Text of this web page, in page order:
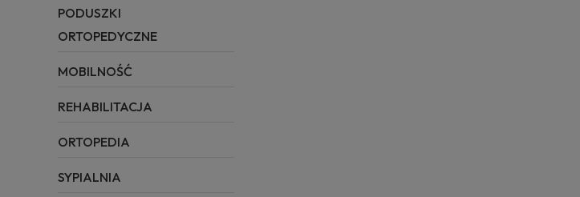
PODUSZKI
ORTOPEDYCZNE
MOBILNOŚĆ
REHABILITACJA
ORTOPEDIA
SYPIALNIA